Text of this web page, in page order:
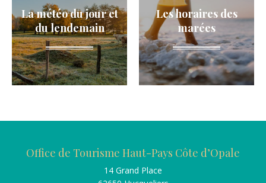
La météo du jour et
du lendemain
Les horaires des
marées
Office de Tourisme Haut-Pays Côte d’Opale
14 Grand Place